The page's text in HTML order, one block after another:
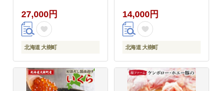
27,000円
北海道 大樹町
14,000円
北海道 大樹町